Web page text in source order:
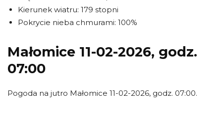
Kierunek wiatru: 179 stopni
Pokrycie nieba chmurami: 100%
Małomice 11-02-2026, godz.
07:00
Pogoda na jutro Małomice 11-02-2026, godz. 07:00.